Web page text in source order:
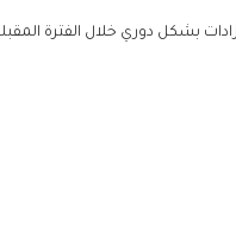
بشكل دوري خلال الفترة